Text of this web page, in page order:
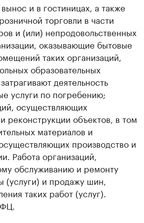
и в гостиницах, а также
торговли в части
и (или) непродовольственных
оказывающие бытовые
таких организаций,
образовательных
деятельность
услуги по погребению;
осуществляющих
реконструкции объектов, в том
материалов и
производство и
Работа организаций,
обслуживанию и ремонту
и продажу шин,
таких работ (услуг).